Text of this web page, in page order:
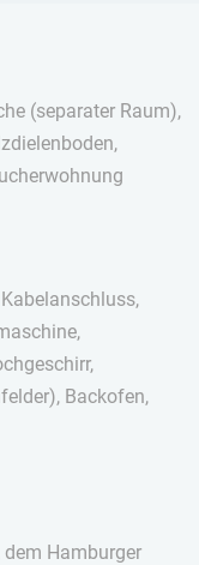
(separater Raum),
Backofen,
Hamburger